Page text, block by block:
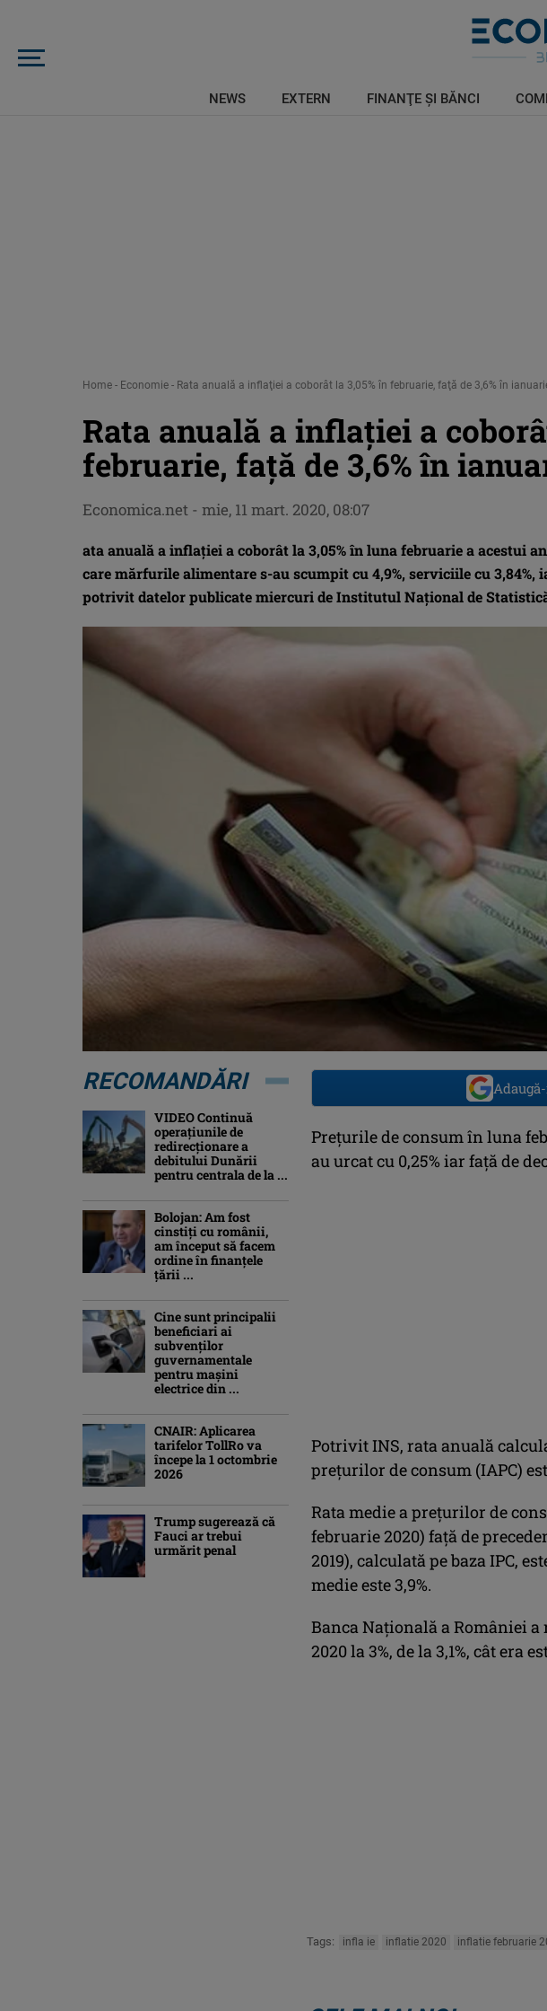
NEWS EXTERN FINANŢE ŞI BĂNCI
Home - Economie - Rata anuală a inflaţiei a coborât la 3,05% în februarie, faţă de 3,6% în
Rata anuală a inflaţiei a
februarie, faţă de 3,6% în
ata anuală a inflaţiei a coborât la 3,05% în luna februarie a acestui
care mărfurile alimentare s-au scumpit cu 4,9%, serviciile cu 3,84%,
potrivit datelor publicate miercuri de Institutul Naţional de
Economica.net - mie, 11 mart. 2020, 08:07
Preţurile de consum în luna
au urcat cu 0,25% iar faţă de
Potrivit INS, rata anuală
preţurilor de consum (IAPC)
Rata medie a preţurilor de
februarie 2020) faţă de
2019), calculată pe baza IPC,
medie este 3,9%.
Banca Naţională a României
2020 la 3%, de la 3,1%, cât era
Tags: infla ie inflatie 2020 inflatie februarie
RECOMANDĂRI
VIDEO Continuă
operațiunile de
redirecționare a
debitului Dunării
pentru centrala de la ...
Bolojan: Am fost
cinstiţi cu românii,
am început să facem
ordine în finanţele
ţării ...
Cine sunt principalii
beneficiari ai
subvenţilor
guvernamentale
pentru mașini
electrice din ...
CNAIR: Aplicarea
tarifelor TollRo va
începe la 1 octombrie
2026
Trump sugerează că
Fauci ar trebui
urmărit penal